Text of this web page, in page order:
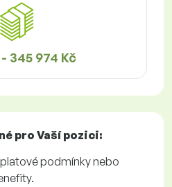
345 974 Kč
pro Vaší pozici:
podmínky nebo